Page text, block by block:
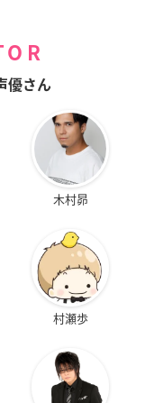
優さん
木村昴
村瀬歩